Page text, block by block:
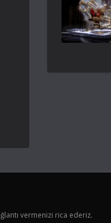
vermenizi rica ederiz.